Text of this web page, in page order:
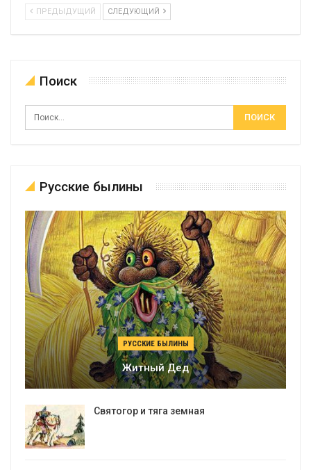
ПРЕДЫДУЩИЙ СЛЕДУЮЩИЙ
Поиск
Русские былины
РУССКИЕ БЫЛИНЫ
Житный Дед
Святогор и тяга земная